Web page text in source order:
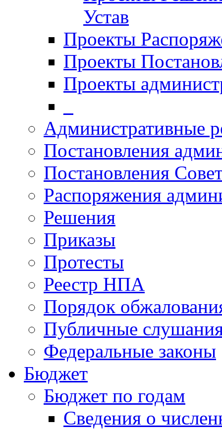
Устав
Проекты
Проекты
Проекты
Административные
Постановления
Постановления
Распоряжения
Решения
Приказы
Протесты
Реестр НПА
Порядок
Публичные
Федеральные законы
Бюджет
Бюджет по годам
Сведения о